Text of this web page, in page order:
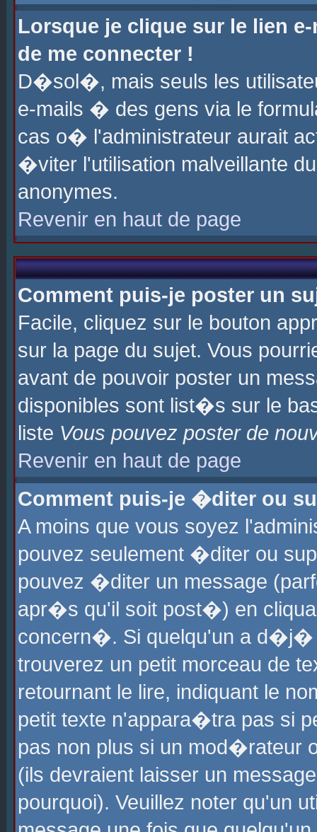
Lorsque je clique sur le lien
de me connecter !
D�sol�, mais seuls les
e-mails � des gens via le
cas o� l'administrateur aurait
�viter l'utilisation malveillante
anonymes.
Revenir en haut de page
Comment puis-je poster un
Facile, cliquez sur le bouton
sur la page du sujet. Vous
avant de pouvoir poster un
disponibles sont list�s sur le
liste Vous pouvez poster de
Revenir en haut de page
Comment puis-je �diter ou
A moins que vous soyez
pouvez seulement �diter ou
pouvez �diter un message
apr�s qu'il soit post�) en
concern�. Si quelqu'un a
trouverez un petit morceau de
retournant le lire, indiquant le
petit texte n'appara�tra pas si
pas non plus si un mod�rateur
(ils devraient laisser un
pourquoi). Veuillez noter qu'un